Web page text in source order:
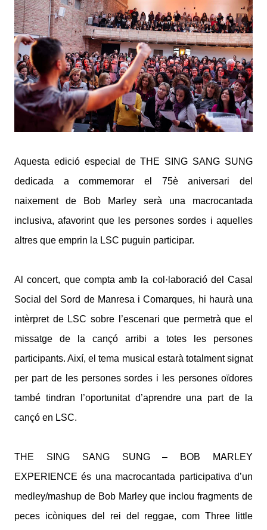
Aquesta edició especial de THE SING SANG SUNG
dedicada a commemorar el 75è aniversari del
naixement de Bob Marley serà una macrocantada
inclusiva, afavorint que les persones sordes i aquelles
altres que emprin la LSC puguin participar.
Al concert, que compta amb la col·laboració del Casal
Social del Sord de Manresa i Comarques, hi haurà una
intèrpret de LSC sobre l’escenari que permetrà que el
missatge de la cançó arribi a totes les persones
participants. Així, el tema musical estarà totalment signat
per part de les persones sordes i les persones oïdores
també tindran l’oportunitat d’aprendre una part de la
cançó en LSC.
THE SING SANG SUNG – BOB MARLEY
EXPERIENCE és una macrocantada participativa d’un
medley/mashup de Bob Marley que inclou fragments de
peces icòniques del rei del reggae, com Three little